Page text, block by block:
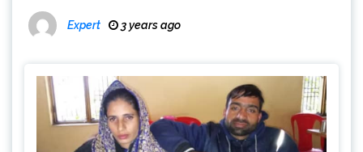
Expert 3 years ago